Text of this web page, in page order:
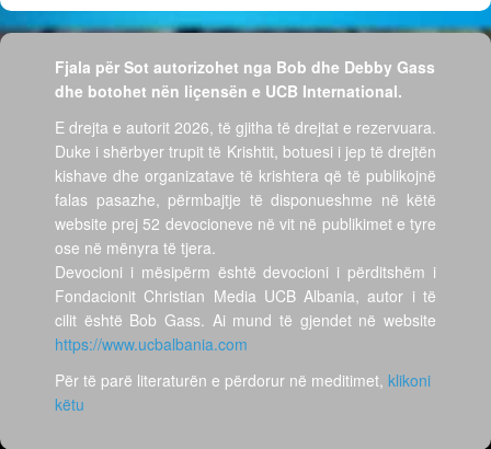
Fjala për Sot autorizohet nga Bob dhe Debby Gass
dhe botohet nën liçensën e UCB International.
E drejta e autorit 2026, të gjitha të drejtat e rezervuara.
Duke i shërbyer trupit të Krishtit, botuesi i jep të drejtën
kishave dhe organizatave të krishtera që të publikojnë
falas pasazhe, përmbajtje të disponueshme në këtë
website prej 52 devocioneve në vit në publikimet e tyre
ose në mënyra të tjera.
Devocioni i mësipërm është devocioni i përditshëm i
Fondacionit Christian Media UCB Albania, autor i të
cilit është Bob Gass. Ai mund të gjendet në website
https://www.ucbalbania.com
Për të parë literaturën e përdorur në meditimet, klikoni
këtu